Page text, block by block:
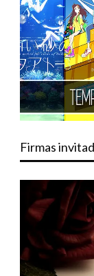
Firmas